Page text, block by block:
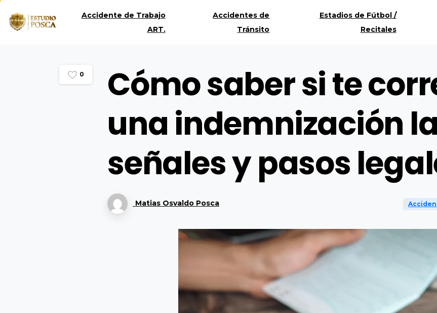
Accidente de Trabajo
ART.
Accidentes de
Tránsito
Estadios de Fútbol /
Recitales
0
Cómo saber si te
una indemnización
señales y pasos
Matias Osvaldo Posca